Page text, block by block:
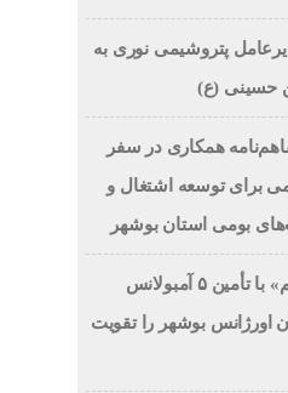
پتروشیمی نوری به
حسینی (ع)
همکاری در سفر
برای توسعه اشتغال و
بومی استان بوشهر
«پتروشیمی جم» با تأمین ۵ آمبولانس
اورژانس بوشهر را تقویت